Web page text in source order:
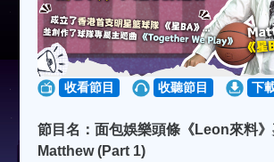
收看節目 收聽節目 下
節目名：面包娛樂頭條《Leon來料
Matthew (Part 1)